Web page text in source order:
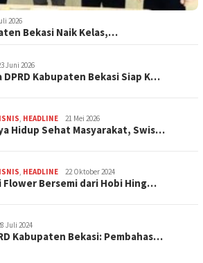
2026
Bekasi Naik Kelas,…
Juni 2026
DPRD Kabupaten Bekasi Siap K…
, HEADLINE 21 Mei 2026
Hidup Sehat Masyarakat, Swis…
, HEADLINE 22 Oktober 2024
Flower Bersemi dari Hobi Hing…
Juli 2024
Kabupaten Bekasi: Pembahas…